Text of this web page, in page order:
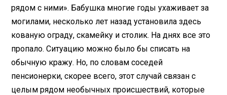
рядом с ними». Бабушка многие годы ухаживает за
могилами, несколько лет назад установила здесь
кованую ограду, скамейку и столик. На днях все это
пропало. Ситуацию можно было бы списать на
обычную кражу. Но, по словам соседей
пенсионерки, скорее всего, этот случай связан с
целым рядом необычных происшествий, которые